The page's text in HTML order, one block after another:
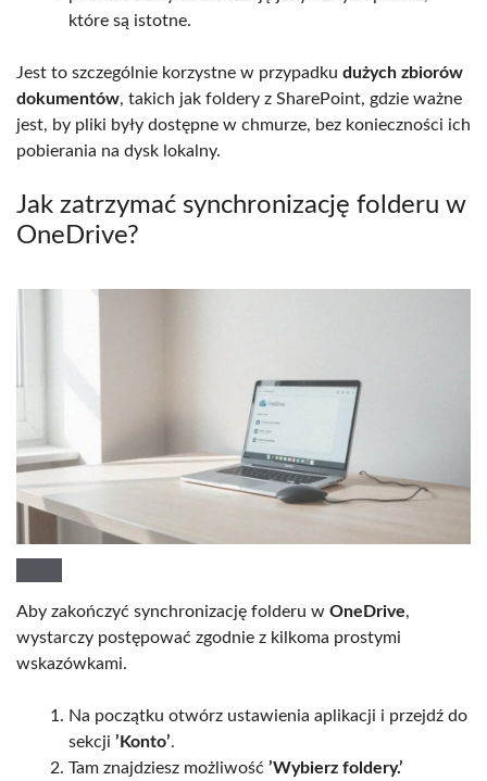
które są istotne.
Jest to szczególnie korzystne w przypadku dużych zbiorów
dokumentów, takich jak foldery z SharePoint, gdzie ważne
jest, by pliki były dostępne w chmurze, bez konieczności ich
pobierania na dysk lokalny.
Jak zatrzymać synchronizację folderu w
OneDrive?
Aby zakończyć synchronizację folderu w OneDrive,
wystarczy postępować zgodnie z kilkoma prostymi
wskazówkami.
Na początku otwórz ustawienia aplikacji i przejdź do
sekcji ’Konto’.
Tam znajdziesz możliwość ’Wybierz foldery.’